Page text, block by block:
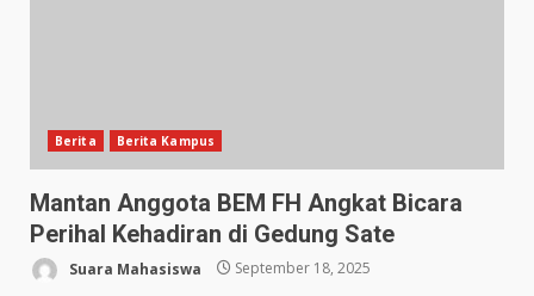
Berita Berita Kampus
Mantan Anggota BEM FH Angkat Bicara
Perihal Kehadiran di Gedung Sate
Suara Mahasiswa September 18, 2025